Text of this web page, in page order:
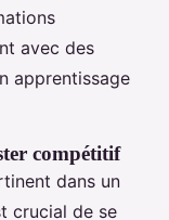
avec des
apprentissage
compétitif
dans un
crucial de se